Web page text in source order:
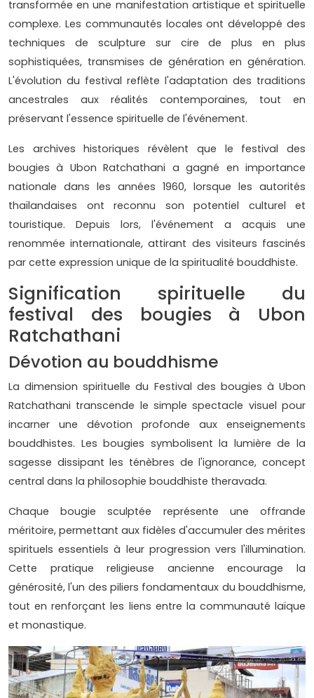
transformée en une manifestation artistique et spirituelle
complexe. Les communautés locales ont développé des
techniques de sculpture sur cire de plus en plus
sophistiquées, transmises de génération en génération.
L'évolution du festival reflète l'adaptation des traditions
ancestrales aux réalités contemporaines, tout en
préservant l'essence spirituelle de l'événement.
Les archives historiques révèlent que le festival des
bougies à Ubon Ratchathani a gagné en importance
nationale dans les années 1960, lorsque les autorités
thaïlandaises ont reconnu son potentiel culturel et
touristique. Depuis lors, l'événement a acquis une
renommée internationale, attirant des visiteurs fascinés
par cette expression unique de la spiritualité bouddhiste.
Signification spirituelle du
festival des bougies à Ubon
Ratchathani
Dévotion au bouddhisme
La dimension spirituelle du Festival des bougies à Ubon
Ratchathani transcende le simple spectacle visuel pour
incarner une dévotion profonde aux enseignements
bouddhistes. Les bougies symbolisent la lumière de la
sagesse dissipant les ténèbres de l'ignorance, concept
central dans la philosophie bouddhiste theravada.
Chaque bougie sculptée représente une offrande
méritoire, permettant aux fidèles d'accumuler des mérites
spirituels essentiels à leur progression vers l'illumination.
Cette pratique religieuse ancienne encourage la
générosité, l'un des piliers fondamentaux du bouddhisme,
tout en renforçant les liens entre la communauté laïque
et monastique.